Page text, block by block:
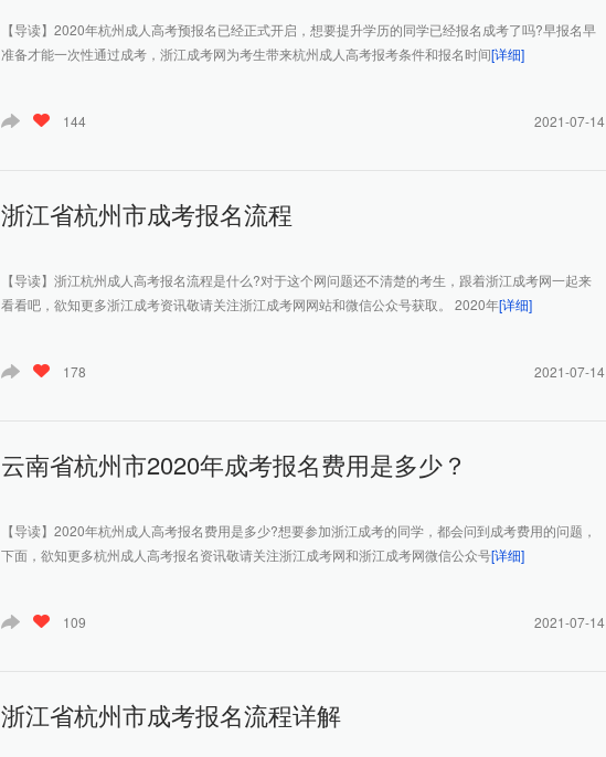
【导读】2020年杭州成人高考预报名已经正式开启，想要提升学历的同学已经报名成考了吗?早报名早
准备才能一次性通过成考，浙江成考网为考生带来杭州成人高考报考条件和报名时间[详细]
144 2021-07-14
浙江省杭州市成考报名流程
【导读】浙江杭州成人高考报名流程是什么?对于这个网问题还不清楚的考生，跟着浙江成考网一起来
看看吧，欲知更多浙江成考资讯敬请关注浙江成考网网站和微信公众号获取。 2020年[详细]
178 2021-07-14
云南省杭州市2020年成考报名费用是多少？
【导读】2020年杭州成人高考报名费用是多少?想要参加浙江成考的同学，都会问到成考费用的问题，
下面，欲知更多杭州成人高考报名资讯敬请关注浙江成考网和浙江成考网微信公众号[详细]
109 2021-07-14
浙江省杭州市成考报名流程详解